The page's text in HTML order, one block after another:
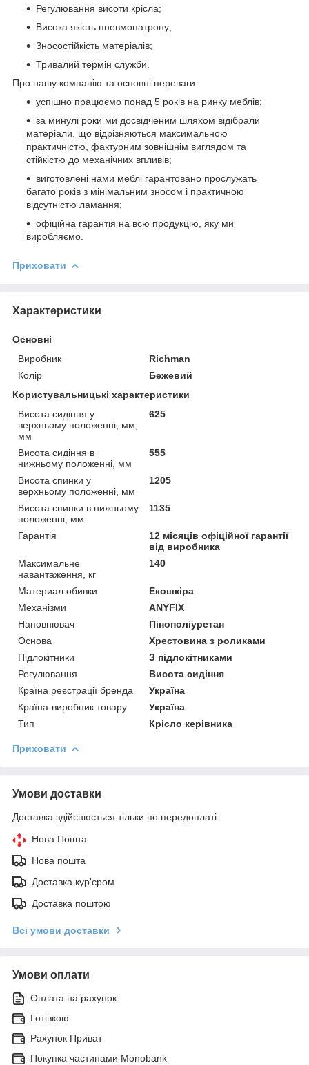
Регулювання висоти крісла;
Висока якість пневмопатрону;
Зносостійкість матеріалів;
Тривалий термін служби.
Про нашу компанію та основні переваги:
успішно працюємо понад 5 років на ринку меблів;
за минулі роки ми досвідченим шляхом відібрали
матеріали, що відрізняються максимальною
практичністю, фактурним зовнішнім виглядом та
стійкістю до механічних впливів;
виготовлені нами меблі гарантовано прослужать
багато років з мінімальним зносом і практичною
відсутністю ламання;
офіційна гарантія на всю продукцію, яку ми
виробляємо.
Приховати
Характеристики
Основні
Виробник
Richman
Колір
Бежевий
Користувальницькі характеристики
Висота сидіння у
верхньому положенні, мм,
мм
625
Висота сидіння в
нижньому положенні, мм
555
Висота спинки у
верхньому положенні, мм
1205
Висота спинки в нижньому
положенні, мм
1135
Гарантія
12 місяців офіційної гарантії
від виробника
Максимальне
навантаження, кг
140
Материал обивки
Екошкіра
Механізми
ANYFIX
Наповнювач
Пінополіуретан
Основа
Хрестовина з роликами
Підлокітники
З підлокітниками
Регулювання
Висота сидіння
Країна реєстрації бренда
Україна
Країна-виробник товару
Україна
Тип
Крісло керівника
Приховати
Умови доставки
Доставка здійснюється тільки по передоплаті.
Нова Пошта
Нова пошта
Доставка кур'єром
Доставка поштою
Всі умови доставки
Умови оплати
Оплата на рахунок
Готівкою
Рахунок Приват
Покупка частинами Monobank